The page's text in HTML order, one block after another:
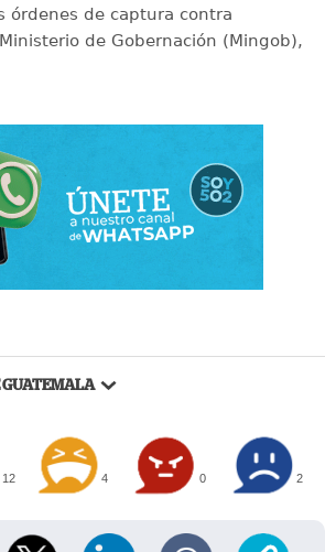
órdenes de captura contra
de Gobernación (Mingob),
GUATEMALA
12 4 0 2